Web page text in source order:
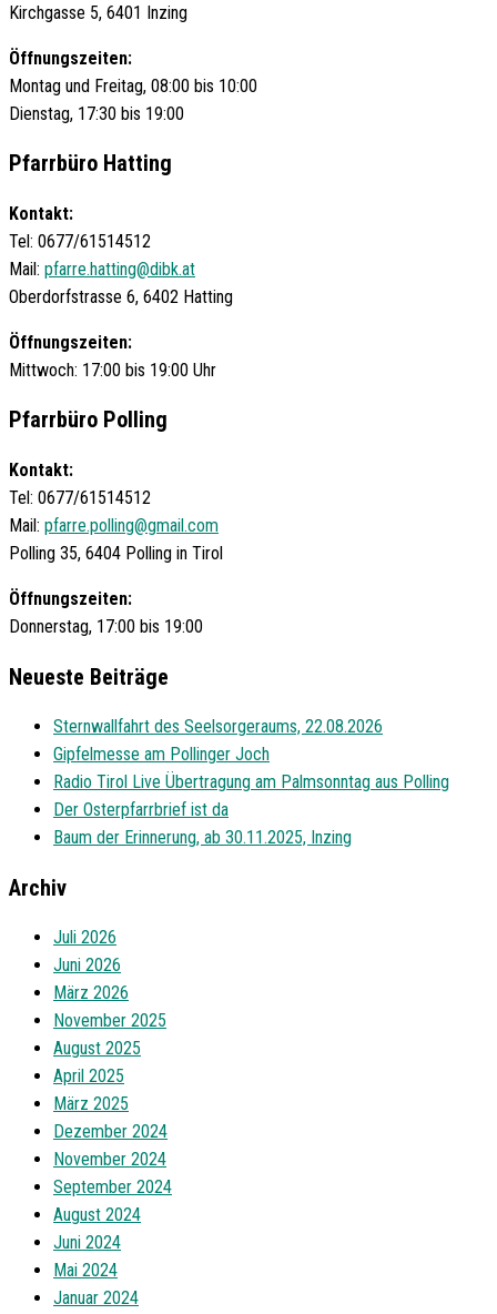
Kirchgasse 5, 6401 Inzing
Öffnungszeiten:
Montag und Freitag, 08:00 bis 10:00
Dienstag, 17:30 bis 19:00
Pfarrbüro Hatting
Kontakt:
Tel: 0677/61514512
Mail: pfarre.hatting@dibk.at
Oberdorfstrasse 6, 6402 Hatting
Öffnungszeiten:
Mittwoch: 17:00 bis 19:00 Uhr
Pfarrbüro Polling
Kontakt:
Tel: 0677/61514512
Mail: pfarre.polling@gmail.com
Polling 35, 6404 Polling in Tirol
Öffnungszeiten:
Donnerstag, 17:00 bis 19:00
Neueste Beiträge
Sternwallfahrt des Seelsorgeraums, 22.08.2026
Gipfelmesse am Pollinger Joch
Radio Tirol Live Übertragung am Palmsonntag aus Polling
Der Osterpfarrbrief ist da
Baum der Erinnerung, ab 30.11.2025, Inzing
Archiv
Juli 2026
Juni 2026
März 2026
November 2025
August 2025
April 2025
März 2025
Dezember 2024
November 2024
September 2024
August 2024
Juni 2024
Mai 2024
Januar 2024